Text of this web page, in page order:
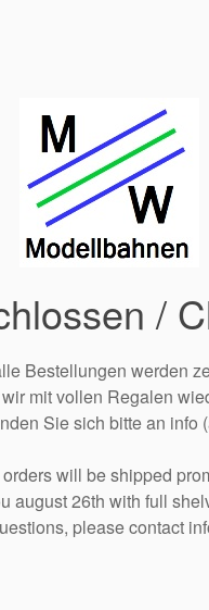
/
Bestellungen werden
mit vollen Regalen
Sie sich bitte an info
will be shipped
august 26th with full
please contact